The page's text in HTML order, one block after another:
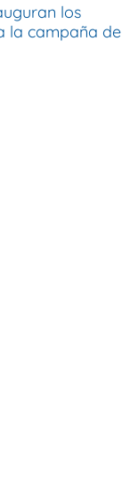
los
la campaña de